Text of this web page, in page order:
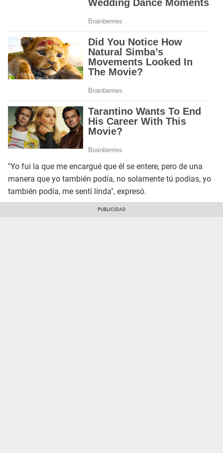
"Yo fui la que me encargué que él se entere, pero de una
manera que yo también podía, no solamente tú podías, yo
también podía, me sentí linda", expresó.